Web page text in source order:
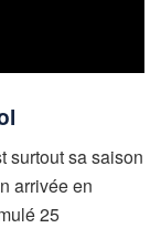
surtout sa saison
arrivée en
25